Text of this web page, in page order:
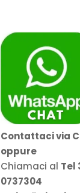
Contattaci via
oppure
Chiamaci al Tel
0737304